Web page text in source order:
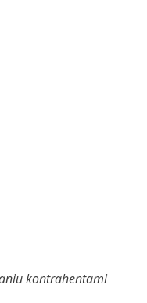
kontrahentami